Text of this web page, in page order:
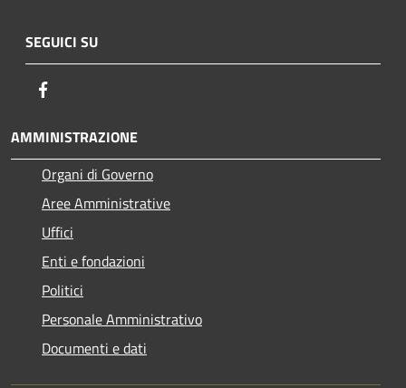
SEGUICI SU
AMMINISTRAZIONE
Organi di Governo
Aree Amministrative
Uffici
Enti e fondazioni
Politici
Personale Amministrativo
Documenti e dati